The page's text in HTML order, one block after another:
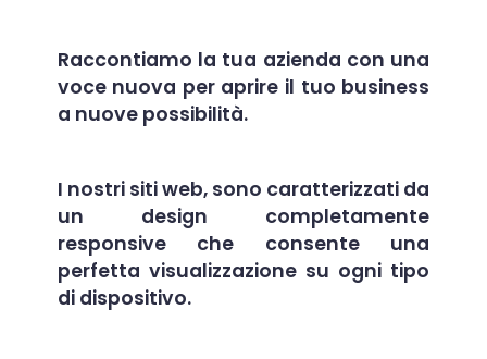
Raccontiamo la tua azienda con una
voce nuova per aprire il tuo business
a nuove possibilità.
I nostri siti web, sono caratterizzati da
un design completamente
responsive che consente una
perfetta visualizzazione su ogni tipo
di dispositivo.